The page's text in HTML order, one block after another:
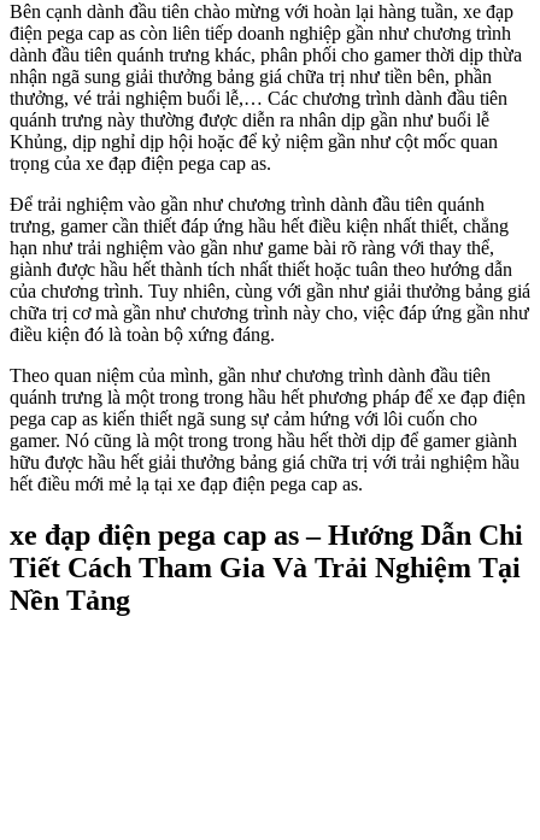
Bên cạnh dành đầu tiên chào mừng với hoàn lại hàng tuần, xe đạp
điện pega cap as còn liên tiếp doanh nghiệp gần như chương trình
dành đầu tiên quánh trưng khác, phân phối cho gamer thời dịp thừa
nhận ngã sung giải thưởng bảng giá chữa trị như tiền bên, phần
thưởng, vé trải nghiệm buổi lễ,… Các chương trình dành đầu tiên
quánh trưng này thường được diễn ra nhân dịp gần như buổi lễ
Khủng, dịp nghỉ dịp hội hoặc để kỷ niệm gần như cột mốc quan
trọng của xe đạp điện pega cap as.
Để trải nghiệm vào gần như chương trình dành đầu tiên quánh
trưng, gamer cần thiết đáp ứng hầu hết điều kiện nhất thiết, chẳng
hạn như trải nghiệm vào gần như game bài rõ ràng với thay thể,
giành được hầu hết thành tích nhất thiết hoặc tuân theo hướng dẫn
của chương trình. Tuy nhiên, cùng với gần như giải thưởng bảng giá
chữa trị cơ mà gần như chương trình này cho, việc đáp ứng gần như
điều kiện đó là toàn bộ xứng đáng.
Theo quan niệm của mình, gần như chương trình dành đầu tiên
quánh trưng là một trong trong hầu hết phương pháp để xe đạp điện
pega cap as kiến thiết ngã sung sự cảm hứng với lôi cuốn cho
gamer. Nó cũng là một trong trong hầu hết thời dịp để gamer giành
hữu được hầu hết giải thưởng bảng giá chữa trị với trải nghiệm hầu
hết điều mới mẻ lạ tại xe đạp điện pega cap as.
xe đạp điện pega cap as – Hướng Dẫn Chi
Tiết Cách Tham Gia Và Trải Nghiệm Tại
Nền Tảng